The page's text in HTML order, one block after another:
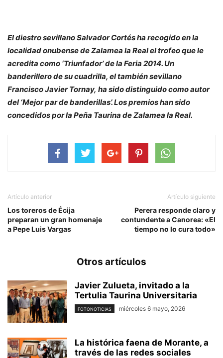
El diestro sevillano Salvador Cortés ha recogido en la
localidad onubense de Zalamea la Real el trofeo que le
acredita como ‘Triunfador’ de la Feria 2014. Un
banderillero de su cuadrilla, el también sevillano
Francisco Javier Tornay, ha sido distinguido como autor
del ‘Mejor par de banderillas’. Los premios han sido
concedidos por la Peña Taurina de Zalamea la Real.
Artículo anterior
Los toreros de Écija
preparan un gran homenaje
a Pepe Luis Vargas
Artículo siguiente
Perera responde claro y
contundente a Canorea: «El
tiempo no lo cura todo»
Otros artículos
Javier Zulueta, invitado a la
Tertulia Taurina Universitaria
FOTONOTICIAS miércoles 6 mayo, 2026
La histórica faena de Morante, a
través de las redes sociales